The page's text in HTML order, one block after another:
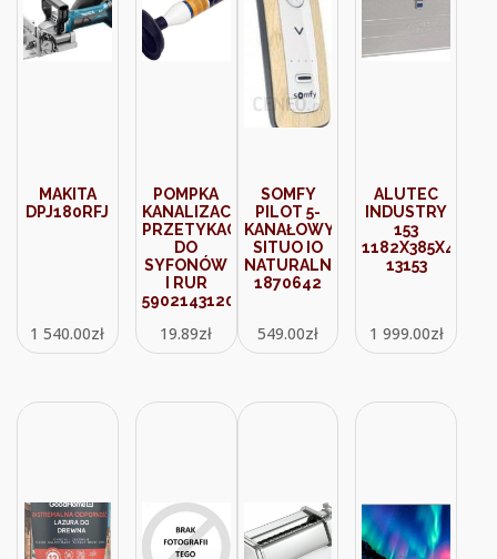
MAKITA
DPJ180RFJ
1 540.00zł
POMPKA
KANALIZACYJNA
PRZETYKACZ
DO
SYFONÓW
I RUR
5902143120490
19.89zł
SOMFY
PILOT 5-
KANAŁOWY
SITUO IO
NATURALNY
1870642
549.00zł
ALUTEC
INDUSTRY
153
13153
1 999.00zł